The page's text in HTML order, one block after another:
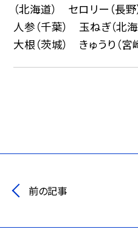
（北海道） セロリー（長
人参（千葉） 玉ねぎ（北
大根（茨城） きゅうり（宮
前の記事